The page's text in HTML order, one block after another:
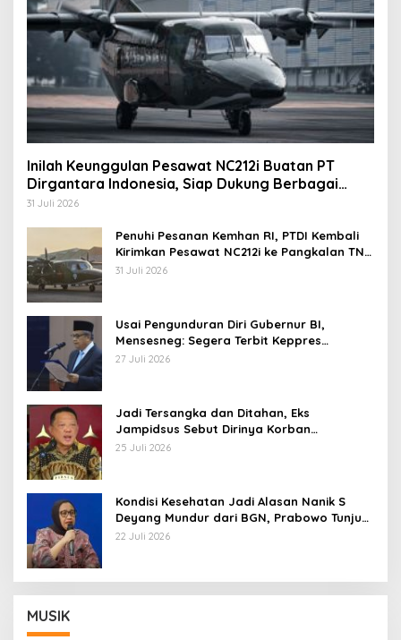
Inilah Keunggulan Pesawat NC212i Buatan PT
Dirgantara Indonesia, Siap Dukung Berbagai
Operasi TNI
31 Juli 2026
Penuhi Pesanan Kemhan RI, PTDI Kembali
Kirimkan Pesawat NC212i ke Pangkalan TNI
AU
31 Juli 2026
Usai Pengunduran Diri Gubernur BI,
Mensesneg: Segera Terbit Keppres
Pemberhentian dengan Hormat
27 Juli 2026
Jadi Tersangka dan Ditahan, Eks
Jampidsus Sebut Dirinya Korban
Kriminalisasi
25 Juli 2026
Kondisi Kesehatan Jadi Alasan Nanik S
Deyang Mundur dari BGN, Prabowo Tunjuk
Wamentan Sudaryono
22 Juli 2026
MUSIK